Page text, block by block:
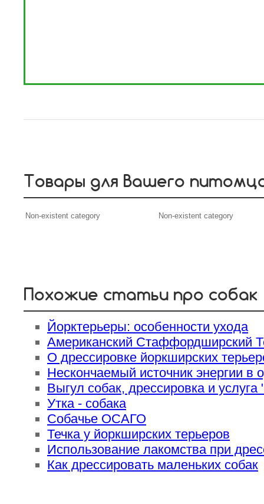
Товары для Вашего
Non-existent category Non-existent category
Похожие статьи про собак
Йорктерьеры: особенности ухода
Американский Стаффордширский
О дрессировке йоркширских
Нескончаемый источник энергии в
Выгул собак, дрессировка и услуга
Утка - собака
Собачье ОСАГО
Течка у йоркширских терьеров
Использование лакомства при
Как дрессировать маленьких собак